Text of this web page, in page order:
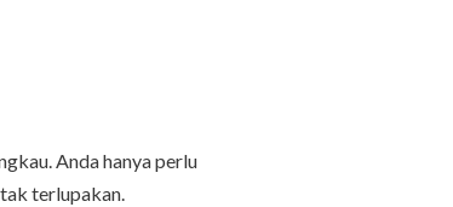
Anda hanya perlu
terlupakan.